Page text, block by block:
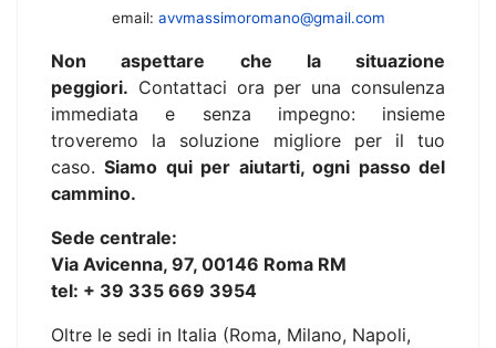
email: avvmassimoromano@gmail.com
Non aspettare che la situazione
peggiori. Contattaci ora per una consulenza
immediata e senza impegno: insieme
troveremo la soluzione migliore per il tuo
caso.Siamo qui per aiutarti, ogni passo del
cammino.
Sede centrale:
Via Avicenna, 97, 00146 Roma RM
tel: + 39 335 669 3954
Oltre le sedi in Italia (Roma, Milano, Napoli,